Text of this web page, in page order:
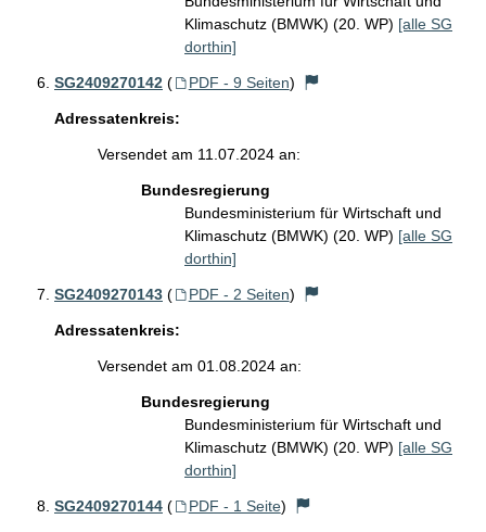
Klimaschutz (BMWK) (20. WP) [alle SG
dorthin]
SG2409270142 ( PDF - 9 Seiten)
Adressatenkreis:
Versendet am 11.07.2024 an:
Bundesregierung
Bundesministerium für Wirtschaft und
Klimaschutz (BMWK) (20. WP) [alle SG
dorthin]
SG2409270143 ( PDF - 2 Seiten)
Adressatenkreis:
Versendet am 01.08.2024 an:
Bundesregierung
Bundesministerium für Wirtschaft und
Klimaschutz (BMWK) (20. WP) [alle SG
dorthin]
SG2409270144 ( PDF - 1 Seite)